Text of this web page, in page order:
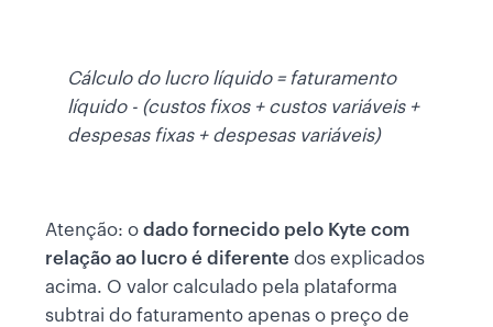
Cálculo do lucro líquido = faturamento
líquido - (custos fixos + custos variáveis +
despesas fixas + despesas variáveis)
Atenção: o dado fornecido pelo Kyte com
relação ao lucro é diferente dos explicados
acima. O valor calculado pela plataforma
subtrai do faturamento apenas o preço de